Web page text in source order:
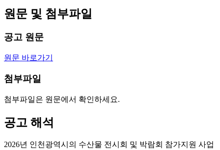
원문 및 첨부파일
공고 원문
원문 바로가기
첨부파일
첨부파일은 원문에서 확인하세요.
공고 해석
2026년 인천광역시의 수산물 전시회 및 박람회 참가지원 사업